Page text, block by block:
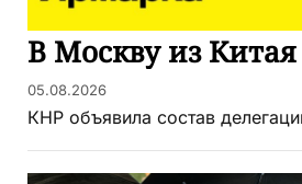
В Москву из Китая
05.08.2026
КНР объявила состав